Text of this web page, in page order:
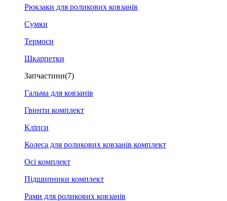
Рюкзаки для роликових ковзанів
Сумки
Термоси
Шкарпетки
Запчастини(7)
Гальма для ковзанів
Гвинти комплект
Кліпси
Колеса для роликових ковзанів комплект
Осі комплект
Підшипники комплект
Рами для роликових ковзанів